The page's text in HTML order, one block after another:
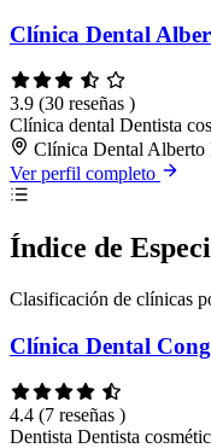
Clínica Dental
3.9 (30 reseñas )
Clínica dental Dentista
Clínica Dental Alberto
Ver perfil completo
Índice de
Clasificación de clínicas
Clínica Dental
4.4 (7 reseñas )
Dentista Dentista